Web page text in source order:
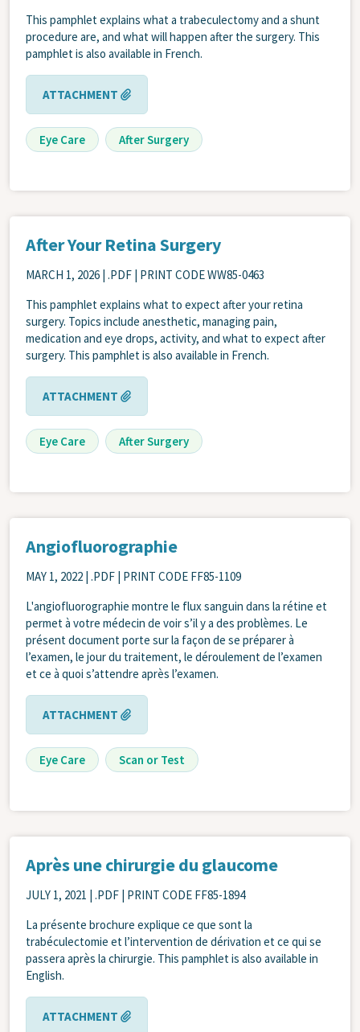
This pamphlet explains what a trabeculectomy and a shunt
procedure are, and what will happen after the surgery. This
pamphlet is also available in French.
ATTACHMENT
Eye Care After Surgery
After Your Retina Surgery
MARCH 1, 2026 | .PDF | PRINT CODE WW85-0463
This pamphlet explains what to expect after your retina
surgery. Topics include anesthetic, managing pain,
medication and eye drops, activity, and what to expect after
surgery. This pamphlet is also available in French.
ATTACHMENT
Eye Care After Surgery
Angiofluorographie
MAY 1, 2022 | .PDF | PRINT CODE FF85-1109
L'angiofluorographie montre le flux sanguin dans la rétine et
permet à votre médecin de voir s’il y a des problèmes. Le
présent document porte sur la façon de se préparer à
l’examen, le jour du traitement, le déroulement de l’examen
et ce à quoi s’attendre après l’examen.
ATTACHMENT
Eye Care Scan or Test
Après une chirurgie du glaucome
JULY 1, 2021 | .PDF | PRINT CODE FF85-1894
La présente brochure explique ce que sont la
trabéculectomie et l’intervention de dérivation et ce qui se
passera après la chirurgie. This pamphlet is also available in
English.
ATTACHMENT